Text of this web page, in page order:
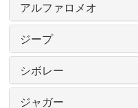
アルファロメオ
ジープ
シボレー
ジャガー